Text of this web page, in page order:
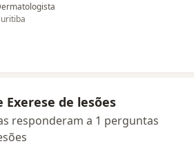
de lesões
responderam a 1 perguntas